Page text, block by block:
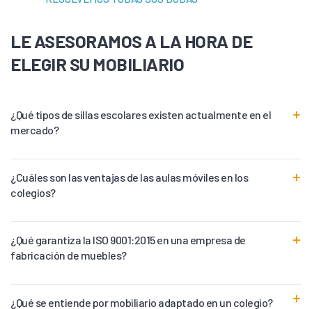
LE ASESORAMOS A LA HORA DE
ELEGIR SU MOBILIARIO
¿Qué tipos de sillas escolares existen actualmente en el
mercado?
¿Cuáles son las ventajas de las aulas móviles en los
colegios?
¿Qué garantiza la ISO 9001:2015 en una empresa de
fabricación de muebles?
¿Qué se entiende por mobiliario adaptado en un colegio?